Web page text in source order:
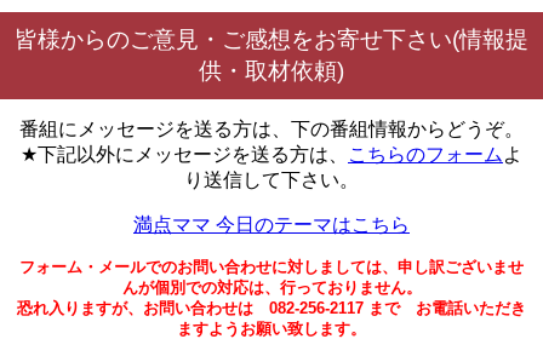
皆様からのご意見・ご感想をお寄せ下さい(情報提
供・取材依頼)
番組にメッセージを送る方は、下の番組情報からどうぞ。
★下記以外にメッセージを送る方は、
こちらのフォーム よ
り送信して下さい。
満点ママ 今日のテーマはこちら
フォーム・メールでのお問い合わせに対しましては、申し訳ございませ
んが個別での対応は、行っておりません。
恐れ入りますが、お問い合わせは 082-256-2117 まで お電話いただき
ますようお願い致します。